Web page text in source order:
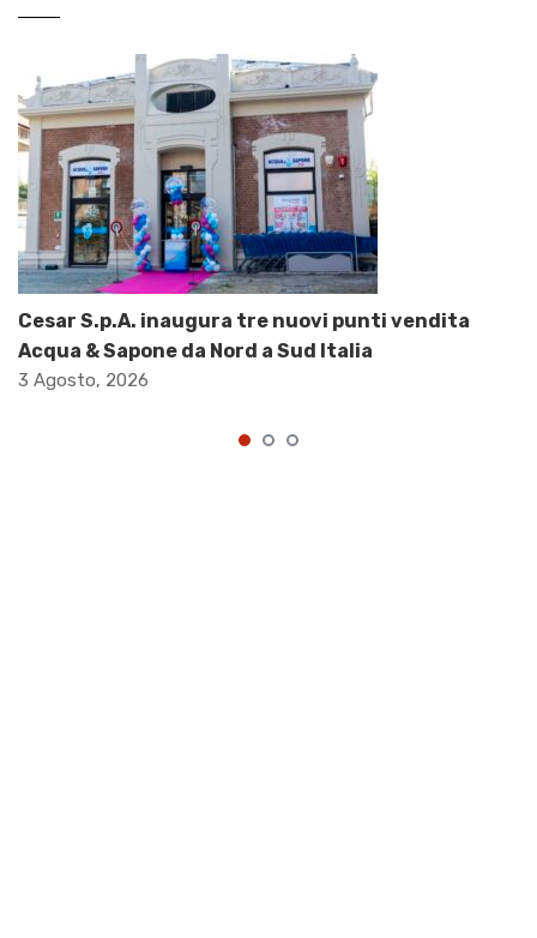
Cesar S.p.A. inaugura tre nuovi punti vendita
Acqua & Sapone da Nord a Sud Italia
3 Agosto, 2026